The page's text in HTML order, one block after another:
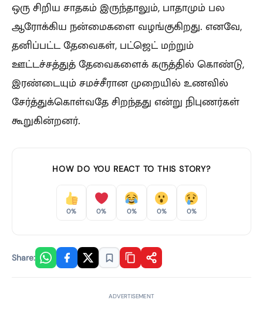
ஒரு சிறிய சாதகம் இருந்தாலும், பாதாமும் பல
ஆரோக்கிய நன்மைகளை வழங்குகிறது. எனவே,
தனிப்பட்ட தேவைகள், பட்ஜெட் மற்றும்
ஊட்டச்சத்துத் தேவைகளைக் கருத்தில் கொண்டு,
இரண்டையும் சமச்சீரான முறையில் உணவில்
சேர்த்துக்கொள்வதே சிறந்தது என்று நிபுணர்கள்
கூறுகின்றனர்.
HOW DO YOU REACT TO THIS STORY?
0% 0% 0% 0% 0%
Share:
ADVERTISEMENT